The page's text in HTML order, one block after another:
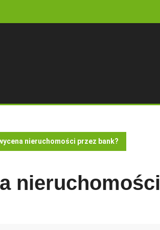
nieruchomości przez bank?
nieruchomości